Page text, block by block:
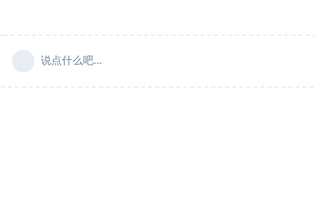
说点什么吧...